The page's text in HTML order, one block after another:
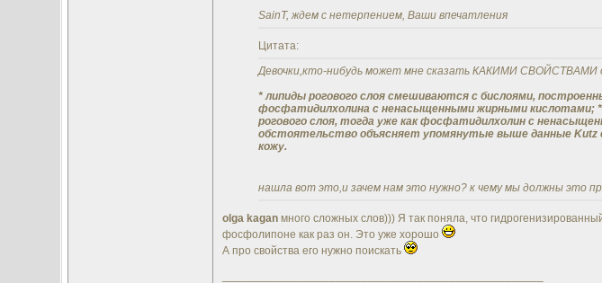
SainT, ждем с нетерпением, Ваши впечатления
Цитата:
Девочки,кто-нибудь может мне сказать КАКИМИ СВОЙСТВАМИ
* липиды рогового слоя смешиваются с бислоями,
фосфатидилхолина с ненасыщенными жирными кислотами; *
рогового слоя, тогда уже как фосфатидилхолин с
обстоятельство объясняет упомянутые выше данные Kutz
кожу.
нашла вот это,и зачем нам это нужно? к чему мы должны это
olga kagan много сложных слов))) Я так поняла, что
фосфолипоне как раз он. Это уже хорошо
А про свойства его нужно поискать